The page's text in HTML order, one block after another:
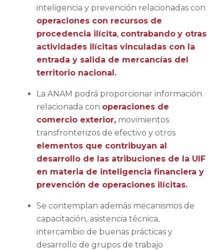
inteligencia y prevención relacionadas con
operaciones con recursos de
procedencia ilícita, contrabando y otras
actividades ilícitas vinculadas con la
entrada y salida de mercancías del
territorio nacional.
La ANAM podrá proporcionar información
relacionada con operaciones de
comercio exterior,movimientos
transfronterizos de efectivo y otros
elementos que contribuyan al
desarrollo de las atribuciones de la UIF
en materia de inteligencia financiera y
prevención de operaciones ilícitas.
Se contemplan además mecanismos de
capacitación, asistencia técnica,
intercambio de buenas prácticas y
desarrollo de grupos de trabajo